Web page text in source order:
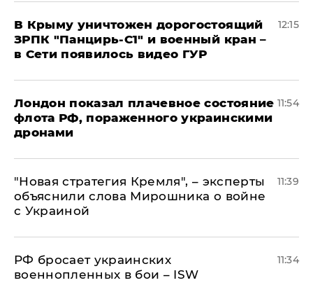
В Крыму уничтожен дорогостоящий
ЗРПК "Панцирь-С1" и военный кран –
в Сети появилось видео ГУР
12:15
Лондон показал плачевное состояние
флота РФ, пораженного украинскими
дронами
11:54
"Новая стратегия Кремля", – эксперты
объяснили слова Мирошника о войне
с Украиной
11:39
РФ бросает украинских
военнопленных в бои – ISW
11:34